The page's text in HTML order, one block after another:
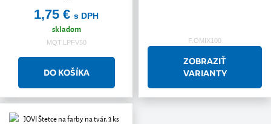
1,75 € s DPH
skladom
MQT.LPFV50 F.OMIX100
ZOBRAZIŤ
VARIANTY